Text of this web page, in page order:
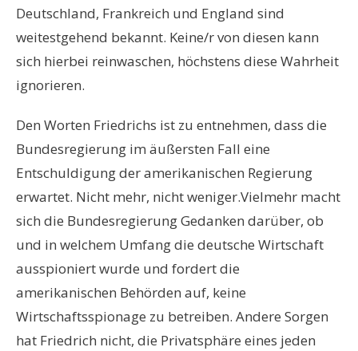
Deutschland, Frankreich und England sind
weitestgehend bekannt. Keine/r von diesen kann
sich hierbei reinwaschen, höchstens diese Wahrheit
ignorieren.
Den Worten Friedrichs ist zu entnehmen, dass die
Bundesregierung im äußersten Fall eine
Entschuldigung der amerikanischen Regierung
erwartet. Nicht mehr, nicht weniger.Vielmehr macht
sich die Bundesregierung Gedanken darüber, ob
und in welchem Umfang die deutsche Wirtschaft
ausspioniert wurde und fordert die
amerikanischen Behörden auf, keine
Wirtschaftsspionage zu betreiben. Andere Sorgen
hat Friedrich nicht, die Privatsphäre eines jeden